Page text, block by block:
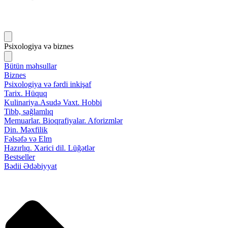
Psixologiya və biznes
Bütün məhsullar
Biznes
Psixologiya və fərdi inkişaf
Tarix. Hüquq
Kulinariya.Asudə Vaxt. Hobbi
Tibb, sağlamlıq
Memuarlar. Bioqrafiyalar. Aforizmlər
Din. Məxfilik
Fəlsəfə və Elm
Hazırlıq. Xarici dil. Lüğətlər
Bestseller
Bədii Ədəbiyyat